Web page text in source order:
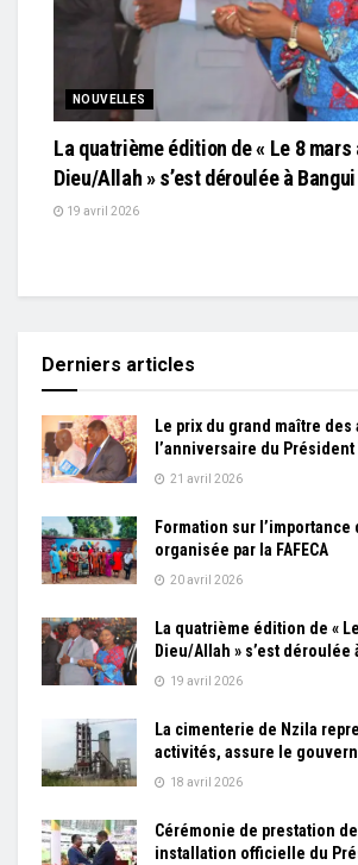
NOUVELLES
La quatrième édition de « Le 8 mars
Dieu/Allah » s’est déroulée à Bangui
19 avril 2026
Derniers articles
Le prix du grand maître des
l’anniversaire du Président
21 avril 2026
Formation sur l’importance
organisée par la FAFECA
20 avril 2026
La quatrième édition de «
Dieu/Allah » s’est déroulée
19 avril 2026
La cimenterie de Nzila
activités, assure le
18 avril 2026
Cérémonie de prestation
installation officielle du